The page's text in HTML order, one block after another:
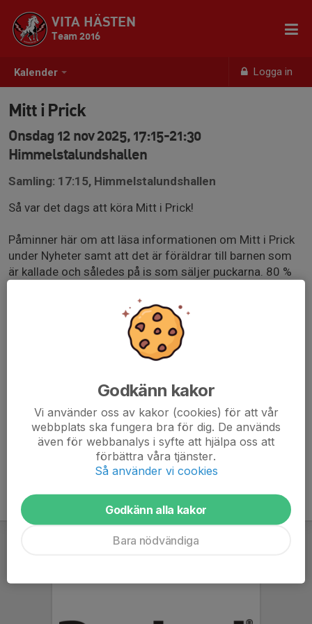
Kalender Logga in
VITA HÄSTEN
Team 2016
Mitt i Prick
Onsdag 12 nov 2025, 17:15-21:30
Himmelstalundshallen
Samling: 17:15, Himmelstalundshallen
Så var det dags att köra Mitt i Prick!
Påminner här om att läsa informationen om Mitt i Prick
under Nyheter samt att det är föräldrar till barnen som
är kallade och således på is som säljer puckarna. 80 %
Full utrustning är det som gäller. Tröja får ni på plats.
Spelarna går in med ledarna på baksidan och föräldrar i
puckarna direkt, det är 300 puckar som ska sorteras och
Ledare på is är Pontus och Kristoffer.
Godkänn kakor
Vi använder oss av kakor (cookies) för att vår
webbplats ska fungera bra för dig. De används
även för webbanalys i syfte att hjälpa oss att
förbättra våra tjänster.
Så använder vi cookies
Godkänn alla kakor
Bara nödvändiga